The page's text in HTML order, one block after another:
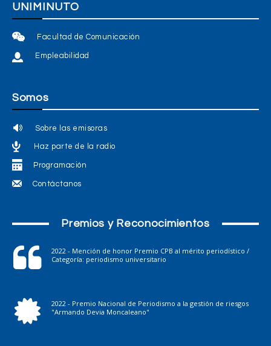
UNIMINUTO
Facultad de Comunicación
Empleabilidad
Somos
Sobre las emisoras
Haz parte de la radio
Programación
Contáctanos
Premios y Reconocimientos
2022 - Mención de honor Premio CPB al mérito periodístico /
Categoría: periodismo universitario
2022 - Premio Nacional de Periodismo a la gestión de riesgos
"Armando Devia Moncaleano"